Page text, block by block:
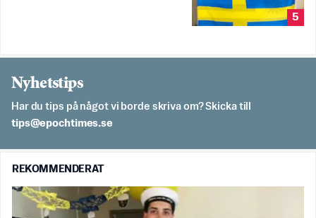
5
Nyhetstips
Har du tips på något vi borde skriva om? Skicka till
es.semithcope@spit
REKOMMENDERAT